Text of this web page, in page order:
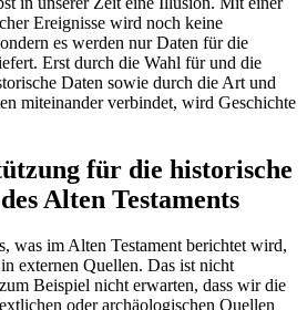
Ereignisse wird noch keine
es werden nur Daten für die
Erst durch die Wahl für und die
Daten sowie durch die Art und
miteinander verbindet, wird Geschichte
für die historische
Alten Testaments
was im Alten Testament berichtet wird,
externen Quellen. Das ist nicht
Beispiel nicht erwarten, dass wir die
oder archäologischen Quellen